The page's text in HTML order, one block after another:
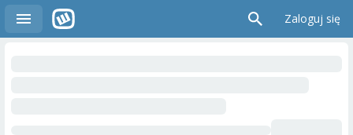
Zaloguj się